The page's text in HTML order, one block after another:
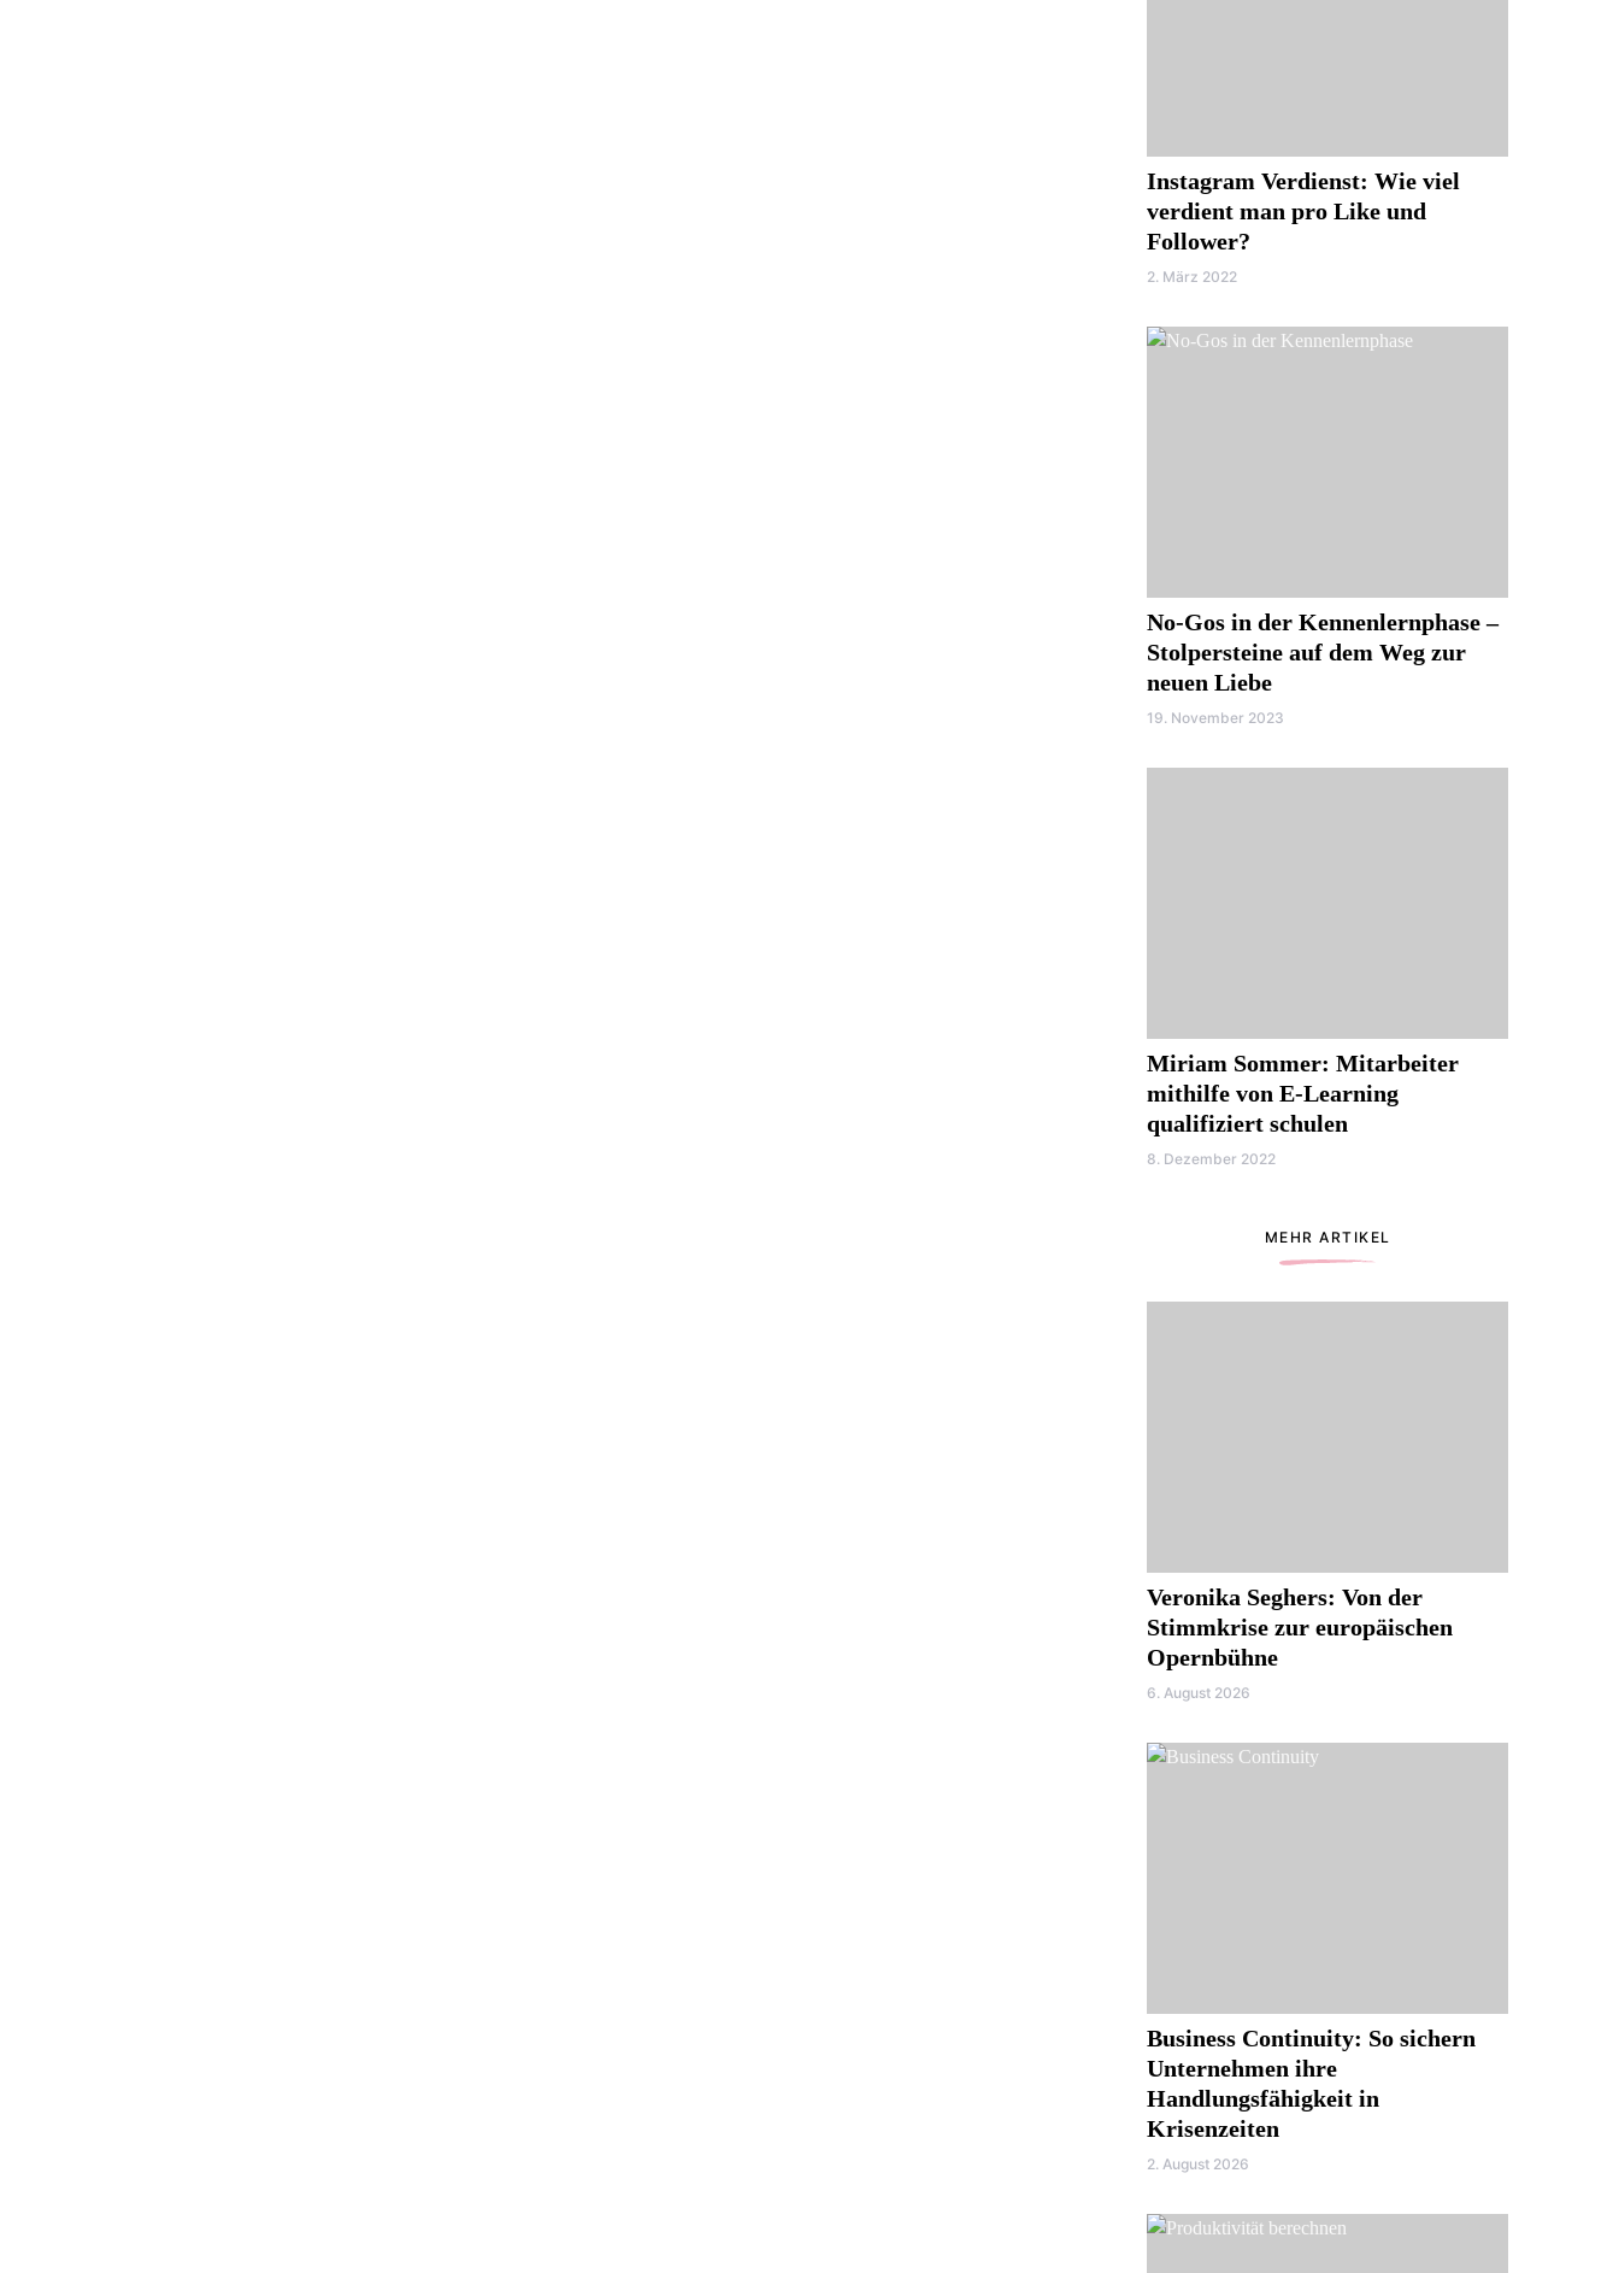
Instagram Verdienst: Wie viel
verdient man pro Like und
Follower?
2. März 2022
No-Gos in der Kennenlernphase –
Stolpersteine auf dem Weg zur
neuen Liebe
19. November 2023
Miriam Sommer: Mitarbeiter
mithilfe von E-Learning
qualifiziert schulen
8. Dezember 2022
MEHR ARTIKEL
Veronika Seghers: Von der
Stimmkrise zur europäischen
Opernbühne
6. August 2026
Business Continuity: So sichern
Unternehmen ihre
Handlungsfähigkeit in
Krisenzeiten
2. August 2026